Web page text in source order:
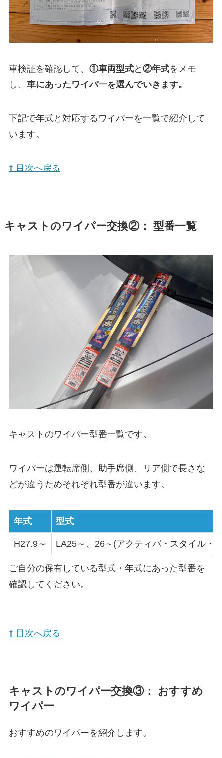
車検証を確認して、 ①車両型式と ②年式をメモ
し、 車にあったワイパーを選んでいきます。
下記で年式と対応するワイパーを一覧で紹介して
います。
⇧ 目次へ戻る
キャスト のワイパー交換②： 型番一覧
キャスト のワイパー型番一覧です。
ワイパーは運転席側、助手席側、リア側で長さな
どが違うためそれぞれ型番が違います。
年式 型式
H27.9～ LA25～、26～(アクティバ・スタイル・
ご自分の保有している型式・年式にあった型番を
確認してください。
⇧ 目次へ戻る
キャスト のワイパー交換③： おすすめ
ワイパー
おすすめのワイパーを紹介します。